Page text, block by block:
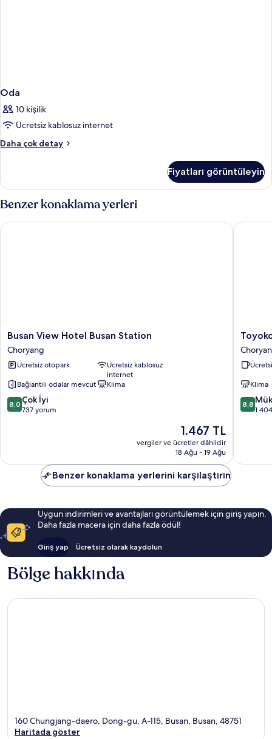
Oda
10 kişilik
Ücretsiz kablosuz internet
Daha çok detay
Oda
detay
Fiyatları görüntüleyin
Benzer konaklama yerleri
Busan
View
Hotel
Busan
Station
Choryang
Busan View Hotel Busan Station
Choryang
Ücretsiz otopark
Ücretsiz kablosuz
internet
Bağlantılı odalar mevcut
Klima
10
üzerinden
yorum
8,0 Çok İyi
737 yorum
Güncel
fiyat:
1.467 TL
1.467 TL
vergiler ve ücretler dâhildir
18 Ağu - 19 Ağu
Busan View Hotel Busan Station
Toyoko
Inn
Busan
Station
Klima
10
8,8
Toyoko
Benzer konaklama yerlerini karşılaştırın
Uygun indirimleri ve avantajları görüntülemek için giriş yapın.
Daha fazla macera için daha fazla ödül!
Giriş yap Ücretsiz olarak kaydolun
Bölge hakkında
160 Chungjang-daero, Dong-gu, A-115, Busan, Busan, 48751
Haritada göster